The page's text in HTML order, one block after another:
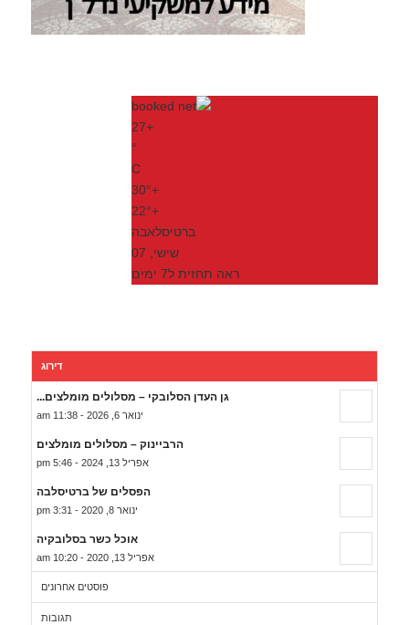
+
27
°
C
+
30°
+
22°
ברטיסלאבה
שישי, 07
ראה תחזית ל7 ימים
דירוג
גן העדן הסלובקי – מסלולים מומלצים...
ינואר 6, 2026 - 11:38 am
הרביינוק – מסלולים מומלצים
אפריל 13, 2024 - 5:46 pm
הפסלים של ברטיסלבה
ינואר 8, 2020 - 3:31 pm
אוכל כשר בסלובקיה
אפריל 13, 2020 - 10:20 am
פוסטים אחרונים
תגובות